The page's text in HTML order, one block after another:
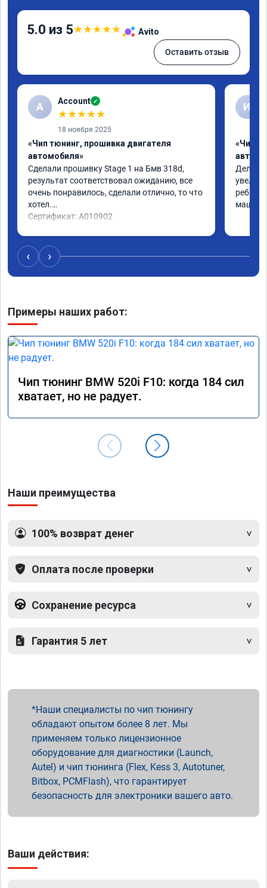
5.0 из 5★★★★★ Avito
Оставить отзыв
A Account ✓
★★★★★
18 ноября 2025
«Чип тюнинг, прошивка двигателя
автомобиля»
Сделали прошивку Stage 1 на Бмв 318d,
результат соответствовал ожиданию, все
очень понравилось, сделали отлично, то что
хотел.
Сертификат: A010902
И
«Чип
Делали
ребята
машина
‹ ›
Примеры наших работ:
Чип тюнинг BMW 520i F10: когда 184 сил
хватает, но не радует.
Наши преимущества
100% возврат денег
Оплата после проверки
Сохранение ресурса
Гарантия 5 лет
Наши специалисты по чип тюнингу
обладают опытом более 8 лет. Мы
применяем только лицензионное
оборудование для диагностики (Launch,
Autel) и чип тюнинга (Flex, Kess 3, Autotuner,
Bitbox, PCMFlash), что гарантирует
безопасность для электроники вашего авто.
Ваши действия: